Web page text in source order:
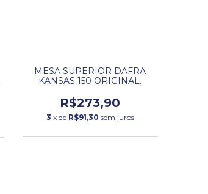
MESA SUPERIOR DAFRA
KANSAS 150 ORIGINAL.
R$273,90
3 x de R$91,30 sem juros